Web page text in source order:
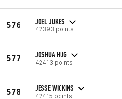
576 JOEL JUKES
42393 points
577 JOSHUA HUG
42413 points
578 JESSE WICKINS
42415 points